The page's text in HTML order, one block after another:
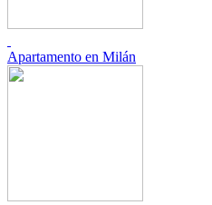
Apartamento en Milán